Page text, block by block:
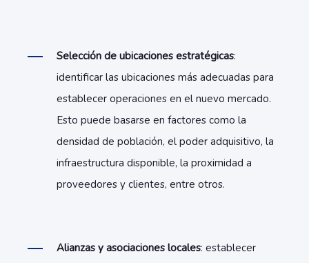
Selección de ubicaciones estratégicas:
identificar las ubicaciones más adecuadas para
establecer operaciones en el nuevo mercado.
Esto puede basarse en factores como la
densidad de población, el poder adquisitivo, la
infraestructura disponible, la proximidad a
proveedores y clientes, entre otros.
Alianzas y asociaciones locales: establecer